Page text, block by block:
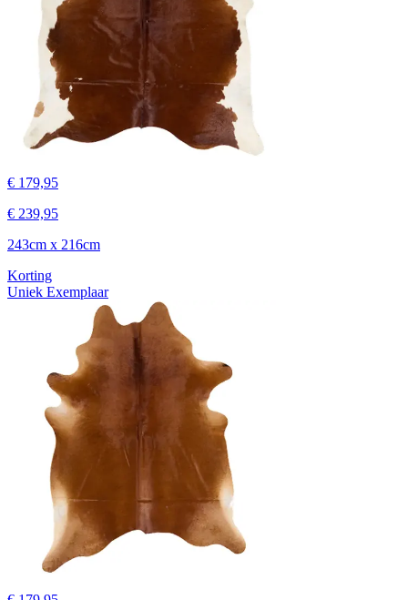
€ 179,95
€ 239,95
243cm x 216cm
Korting
Uniek Exemplaar